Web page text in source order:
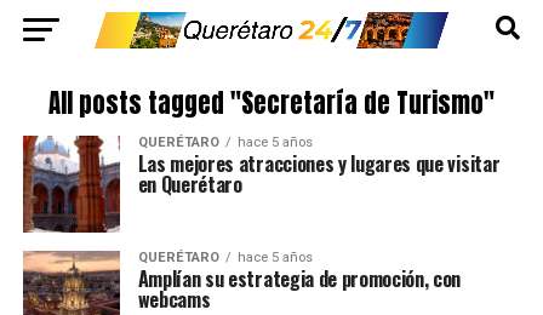
All posts tagged "Secretaría de Turismo"
QUERÉTARO hace 5 años
Las mejores atracciones y lugares que visitar
en Querétaro
QUERÉTARO hace 5 años
Amplían su estrategia de promoción, con
webcams